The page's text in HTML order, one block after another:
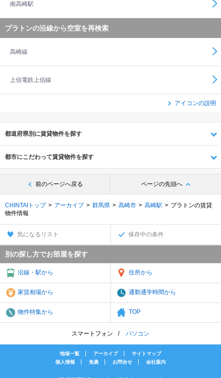
南高崎駅
プラトンの沿線から空室を再検索
高崎線
上信電鉄上信線
アイコンの説明
都道府県別に賃貸物件を探す
都市にこだわって賃貸物件を探す
前のページへ戻る ページの先頭へ
CHINTAIトップ アーカイブ 群馬県 高崎市 高崎駅
プラトンの賃貸
物件情報
気になるリスト 保存中の条件
別の探し方でお部屋を探す
沿線・駅から 住所から
家賃相場から 通勤通学時間から
物件特集から TOP
スマートフォン パソコン
地域一覧 アーカイブ
サイトマップ
個人情報
免責 お問合せ 会社案内